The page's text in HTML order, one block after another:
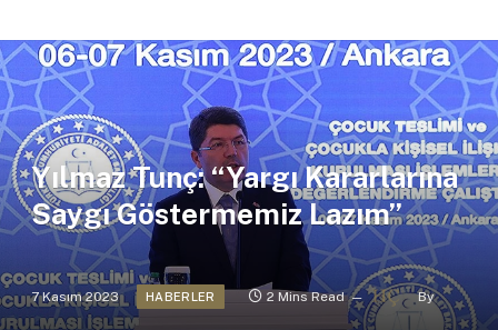
Yılmaz Tunç: “Yargı Kararlarına
Saygı Göstermemiz Lazım”
7 Kasım 2023 HABERLER 2 Mins Read By